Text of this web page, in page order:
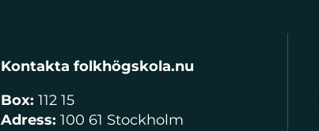
Kontakta folkhögskola.nu
Box:112 15
Adress: 100 61 Stockholm